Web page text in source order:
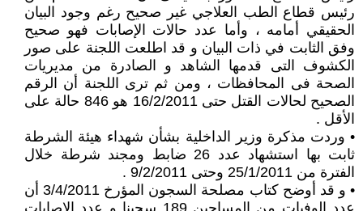
رئيس قطاع الطب العلاجي غير صحيح رغم وجود البيان
الحقيقي أمامه ، وأما عدد حالات الإصابات فهو صحيح
وفق الثابت في ذات البيان و قد اطلعت اللجنة على صور
الكشوف التى قدمها الشاهد و الصادرة من مديريات
الصحة فى المحافظات ، ومن ثم ترى اللجنة أن الرقم
الصحيح لحالات القتل حتى 16/2/2011 هو 846 حالة على
الأقل .
• وردت مذكرة وزير الداخلية بشأن شهداء هيئة الشرطة
ثابت بها استشهاد عدد 26 ضابط ومجند شرطة خلال
الفترة من 25/1/2011 وحتى 9/2/2011 .
• و قد أوضح كتاب مصلحة السجون المؤرخ 3/4/2011 أن